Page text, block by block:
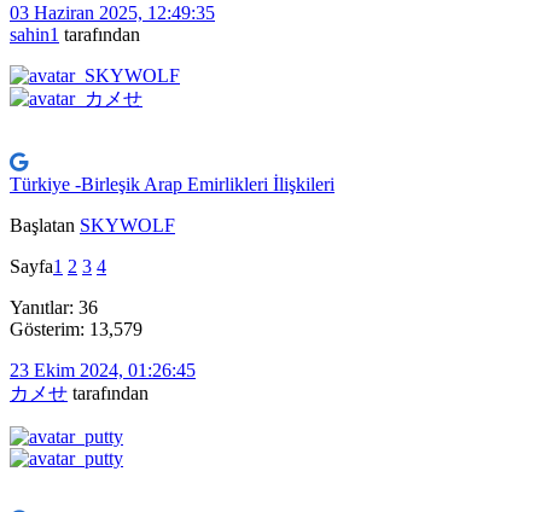
03 Haziran 2025, 12:49:35
sahin1 tarafından
Türkiye -Birleşik Arap Emirlikleri İlişkileri
Başlatan SKYWOLF
Sayfa1 2 3 4
Yanıtlar: 36
Gösterim: 13,579
23 Ekim 2024, 01:26:45
カメせ tarafından